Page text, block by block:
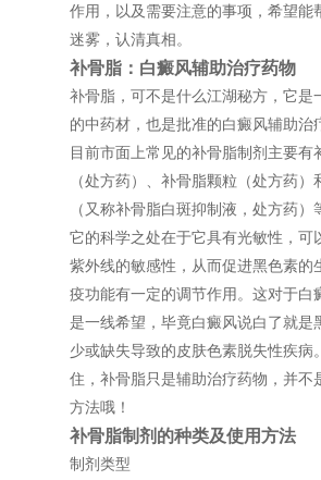
作用，以及需要注意的事项，希望能
迷雾，认清真相。
补骨脂：白癜风辅助治疗药物
补骨脂，可不是什么江湖秘方，它是
的中药材，也是批准的白癜风辅助治
目前市面上常见的补骨脂制剂主要有
（处方药）、补骨脂颗粒（处方药）
（又称补骨脂白斑抑制液，处方药）
它的科学之处在于它具有光敏性，可
紫外线的敏感性，从而促进黑色素的
疫功能有一定的调节作用。这对于白
是一线希望，毕竟白癜风说白了就是
少或缺失导致的皮肤色素脱失性疾病
住，补骨脂只是辅助治疗药物，并不
方法哦！
补骨脂制剂的种类及使用方法
制剂类型